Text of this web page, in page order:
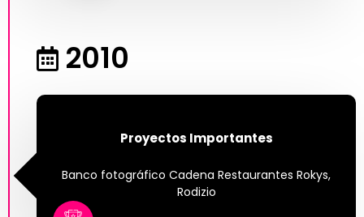
Proyectos Importantes
Banco fotográfico Cadena Restaurantes Rokys,
Rodizio
2010